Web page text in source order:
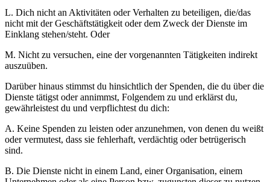
L. Dich nicht an Aktivitäten oder Verhalten zu beteiligen, die/das
nicht mit der Geschäftstätigkeit oder dem Zweck der Dienste im
Einklang stehen/steht. Oder
M. Nicht zu versuchen, eine der vorgenannten Tätigkeiten indirekt
auszuüben.
Darüber hinaus stimmst du hinsichtlich der Spenden, die du über die
Dienste tätigst oder annimmst, Folgendem zu und erklärst du,
gewährleistest du und verpflichtest du dich:
A. Keine Spenden zu leisten oder anzunehmen, von denen du weißt
oder vermutest, dass sie fehlerhaft, verdächtig oder betrügerisch
sind.
B. Die Dienste nicht in einem Land, einer Organisation, einem